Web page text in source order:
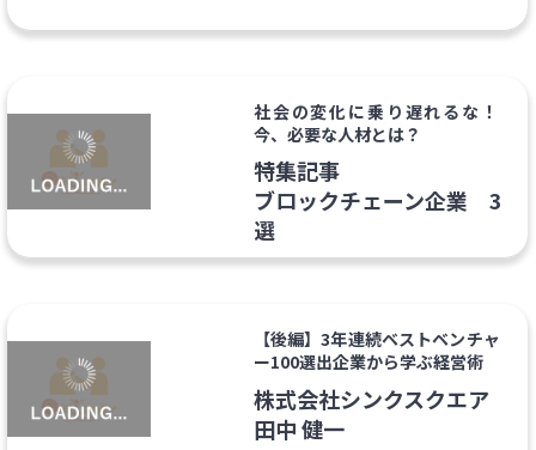
社会の変化に乗り遅れるな！
今、必要な人材とは？
特集記事
ブロックチェーン企業 3
選
【後編】3年連続ベストベンチャ
ー100選出企業から学ぶ経営術
株式会社シンクスクエア
田中 健一